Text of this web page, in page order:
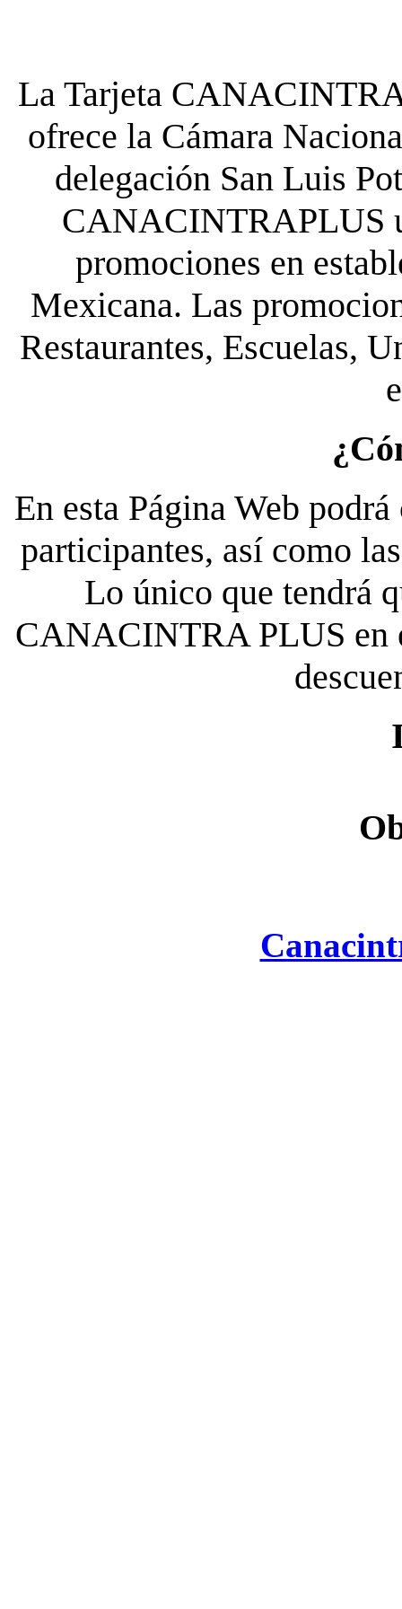
La Tarjeta
ofrece la Cámara
delegación San Luis
CANACINTRAPLUS
promociones en
Mexicana. Las
Restaurantes, Escuelas,
En esta Página Web
participantes, así como
Lo único que tendrá
CANACINTRA PLUS en